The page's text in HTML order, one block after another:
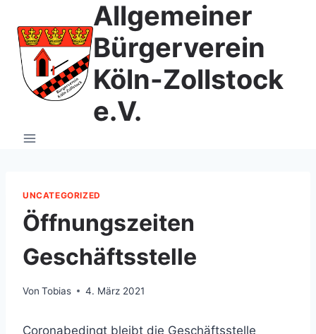
Inhalt
springen
Allgemeiner
Bürgerverein
Köln-Zollstock
e.V.
UNCATEGORIZED
Öffnungszeiten
Geschäftsstelle
Von Tobias 4. März 2021
Coronabedingt bleibt die Geschäftsstelle